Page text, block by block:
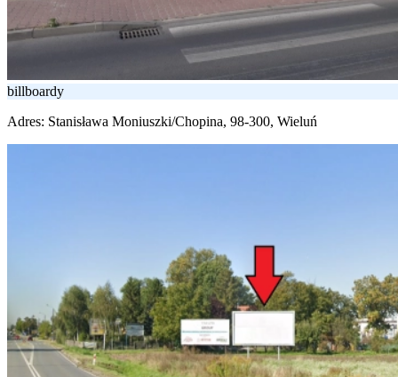
billboardy
Adres: Stanisława Moniuszki/Chopina, 98-300, Wieluń